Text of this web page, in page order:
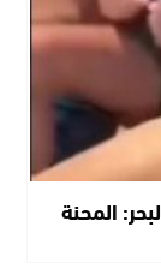
المحنة